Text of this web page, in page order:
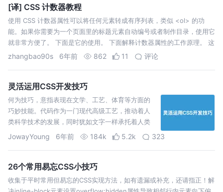
[译] CSS 计数器教程
使用 CSS 计数器属性可以将任何元素转成有序列表，类似 <ol> 的功
能。如果你需要为一个页面里的标题元素自动编号或者制作目录，使用它
就非常方便了。 下面是它的使用。 下面解释计数器属性的工作原理。 这
里的每一步，对应一个 CSS 属性，所以一共需要 3 个属性的使用，才能
zhangbao90s 6年前 862 11 评论
灵活运用CSS开发技巧
何为技巧，意指表现在文学、工艺、体育等方面的
巧妙技能。代码作为一门现代高级工艺，推动着人
类科学技术的发展，同时犹如文字一样承托着人类
文化的进步。 每写好一篇文章，都会使用大量的写
议结合、情景…
JowayYoung 6年前 184k 5.2k 323
26个常用易忘CSS小技巧
收集于平时常用但易忘的CSS实现方法，如有遗漏或补充，还请指正！解